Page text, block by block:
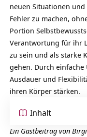
neuen Situationen
Fehler zu machen,
Portion
Verantwortung für ihr
zu sein und als starke
gehen. Durch
Ausdauer und
ihren Körper stärken.
Inhalt
Ein Gastbeitrag von